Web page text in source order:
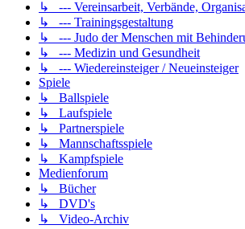
↳ --- Vereinsarbeit, Verbände,
↳ --- Trainingsgestaltung
↳ --- Judo der Menschen mit
↳ --- Medizin und Gesundheit
↳ --- Wiedereinsteiger / Neueinsteiger
Spiele
↳ Ballspiele
↳ Laufspiele
↳ Partnerspiele
↳ Mannschaftsspiele
↳ Kampfspiele
Medienforum
↳ Bücher
↳ DVD's
↳ Video-Archiv